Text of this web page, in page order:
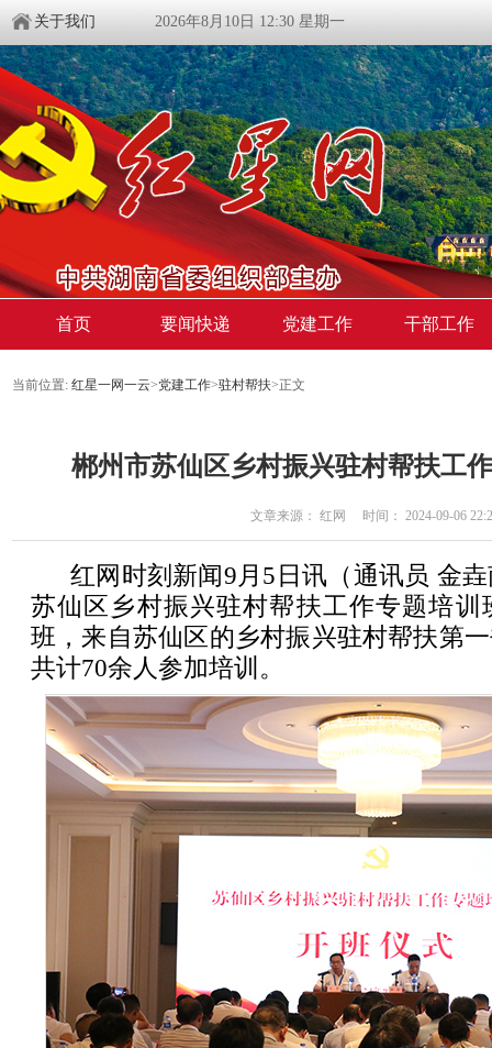
关于我们 2026年8月10日 12:30 星期一
首页 要闻快递 党建工作 干部工作
当前位置: 红星一网一云>党建工作>驻村帮扶>正文
郴州市苏仙区乡村振兴驻村帮扶工
文章来源： 红网 时间： 2024-09-06
红网时刻新闻9月5日讯（通讯员 金
苏仙区乡村振兴驻村帮扶工作专题培训
班，来自苏仙区的乡村振兴驻村帮扶第
共计70余人参加培训。